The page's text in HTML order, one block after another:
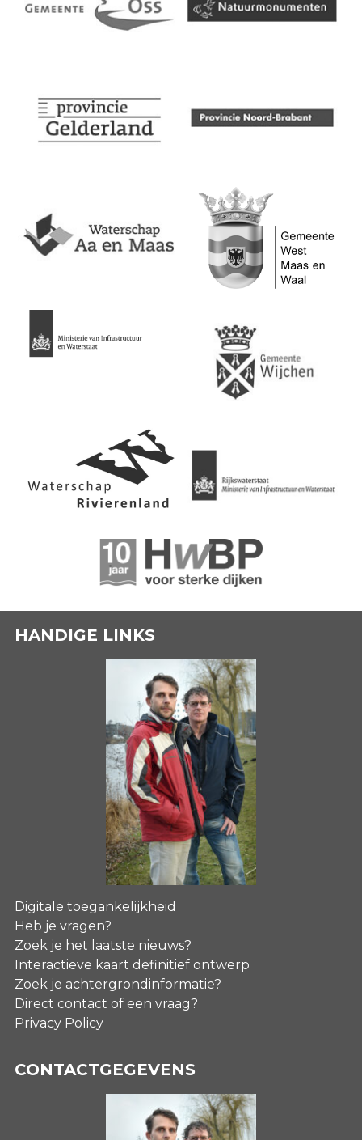
HANDIGE LINKS
Digitale toegankelijkheid
Heb je vragen?
Zoek je het laatste nieuws?
Interactieve kaart definitief ontwerp
Zoek je achtergrondinformatie?
Direct contact of een vraag?
Privacy Policy
CONTACTGEGEVENS